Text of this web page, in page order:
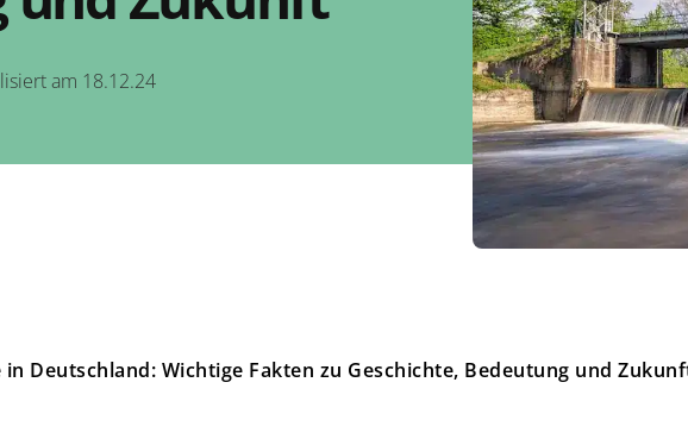
am 18.12.24
Deutschland: Wichtige Fakten zu Geschichte, Bedeutung und